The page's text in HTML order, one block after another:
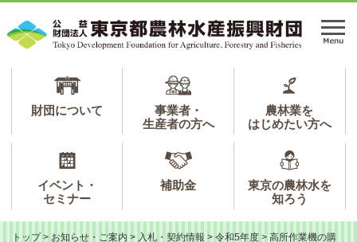
ジ
ュ
メ
財団について
事業者・
生産者の方へ
農林業を
はじめたい方へ
イベント・
セミナー
補助金
東京の農林水を
知ろう
トップ > お知らせ・ご案内 > 入札・契約情報 > 令和5年度 > 高所作業機の購